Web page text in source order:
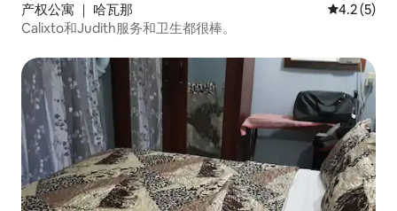
产权公寓 ｜ 哈瓦那 平均评分
4.2 (5)
Calixto和Judith服务和卫生都很棒。